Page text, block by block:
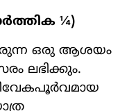
¼)
ഒരു ആശയം
ലഭിക്കും.